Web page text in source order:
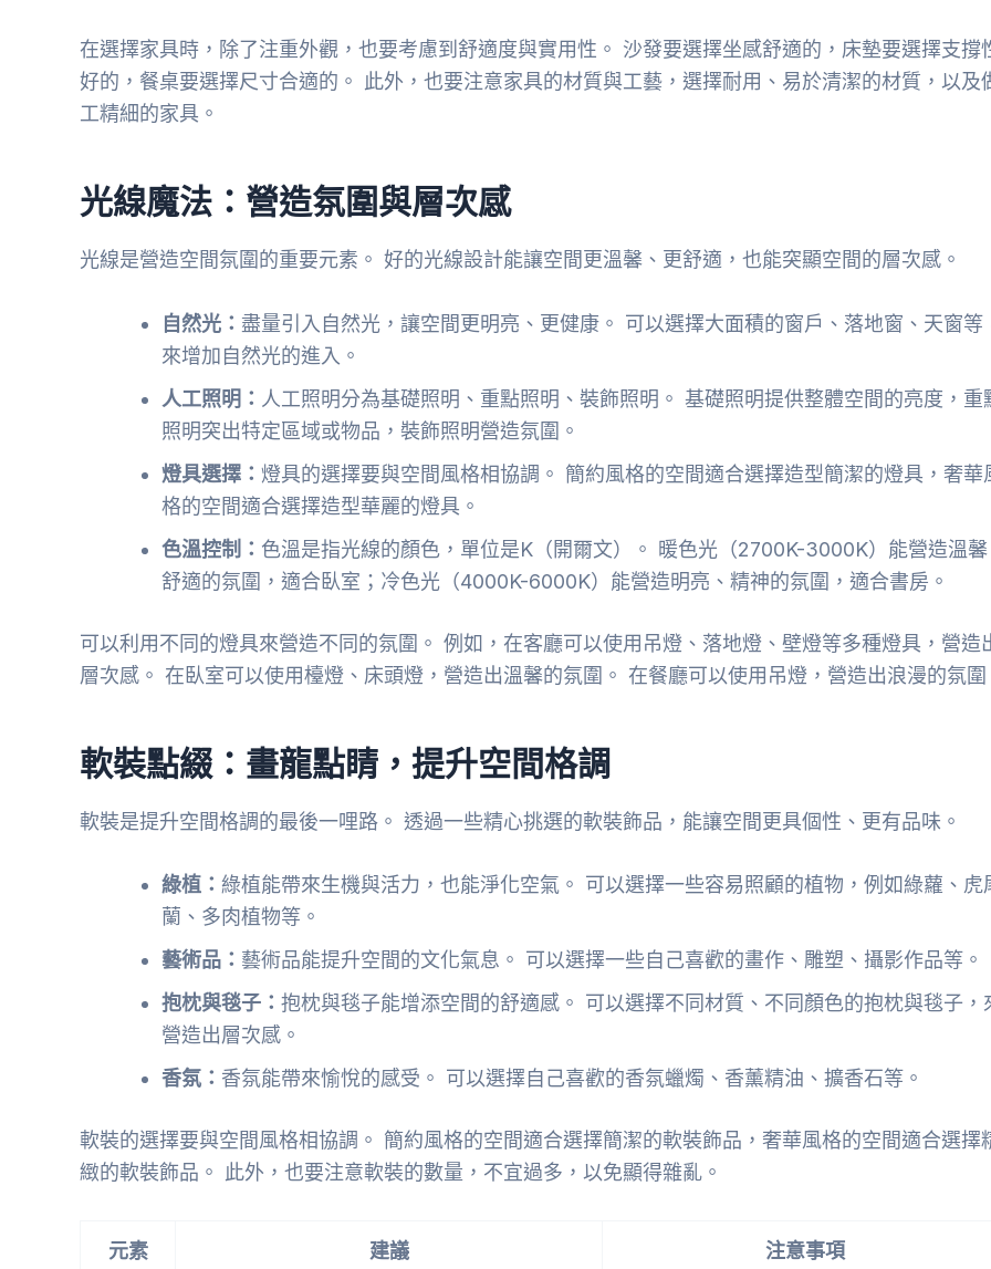
在選擇家具時，除了注重外觀，也要考慮到舒適度與實用性。 沙發要選擇坐感舒適的，床墊要選擇支撐
好的，餐桌要選擇尺寸合適的。 此外，也要注意家具的材質與工藝，選擇耐用、易於清潔的材質，以及
工精細的家具。
光線魔法：營造氛圍與層次感
光線是營造空間氛圍的重要元素。 好的光線設計能讓空間更溫馨、更舒適，也能突顯空間的層次感。
自然光： 盡量引入自然光，讓空間更明亮、更健康。 可以選擇大面積的窗戶、落地窗、天窗等
來增加自然光的進入。
人工照明： 人工照明分為基礎照明、重點照明、裝飾照明。 基礎照明提供整體空間的亮度，重
照明突出特定區域或物品，裝飾照明營造氛圍。
燈具選擇： 燈具的選擇要與空間風格相協調。 簡約風格的空間適合選擇造型簡潔的燈具，奢華
格的空間適合選擇造型華麗的燈具。
色溫控制： 色溫是指光線的顏色，單位是K（開爾文）。 暖色光（2700K-3000K）能營造溫馨
舒適的氛圍，適合臥室；冷色光（4000K-6000K）能營造明亮、精神的氛圍，適合書房。
可以利用不同的燈具來營造不同的氛圍。 例如，在客廳可以使用吊燈、落地燈、壁燈等多種燈具，營造
層次感。 在臥室可以使用檯燈、床頭燈，營造出溫馨的氛圍。 在餐廳可以使用吊燈，營造出浪漫的氛圍
軟裝點綴：畫龍點睛，提升空間格調
軟裝是提升空間格調的最後一哩路。 透過一些精心挑選的軟裝飾品，能讓空間更具個性、更有品味。
綠植： 綠植能帶來生機與活力，也能淨化空氣。 可以選擇一些容易照顧的植物，例如綠蘿、虎
蘭、多肉植物等。
藝術品： 藝術品能提升空間的文化氣息。 可以選擇一些自己喜歡的畫作、雕塑、攝影作品等。
抱枕與毯子： 抱枕與毯子能增添空間的舒適感。 可以選擇不同材質、不同顏色的抱枕與毯子，
營造出層次感。
香氛： 香氛能帶來愉悅的感受。 可以選擇自己喜歡的香氛蠟燭、香薰精油、擴香石等。
軟裝的選擇要與空間風格相協調。 簡約風格的空間適合選擇簡潔的軟裝飾品，奢華風格的空間適合選擇
緻的軟裝飾品。 此外，也要注意軟裝的數量，不宜過多，以免顯得雜亂。
元素 建議 注意事項